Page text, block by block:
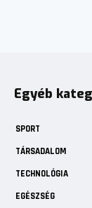
Egyéb
SPORT
TÁRSADALOM
TECHNOLÓGIA
EGÉSZSÉG